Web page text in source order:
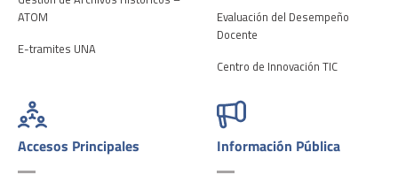
ATOM
E-tramites UNA
Evaluación del Desempeño
Docente
Centro de Innovación TIC
Accesos Principales Información Pública